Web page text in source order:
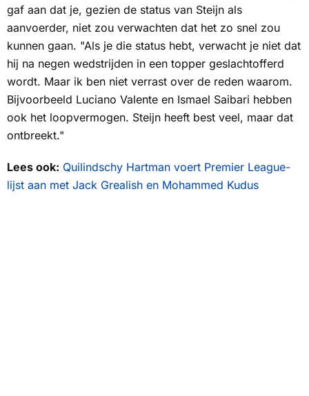
gaf aan dat je, gezien de status van Steijn als
aanvoerder, niet zou verwachten dat het zo snel zou
kunnen gaan. "Als je die status hebt, verwacht je niet dat
hij na negen wedstrijden in een topper geslachtofferd
wordt. Maar ik ben niet verrast over de reden waarom.
Bijvoorbeeld Luciano Valente en Ismael Saibari hebben
ook het loopvermogen. Steijn heeft best veel, maar dat
ontbreekt."
Lees ook: Quilindschy Hartman voert Premier League-
lijst aan met Jack Grealish en Mohammed Kudus